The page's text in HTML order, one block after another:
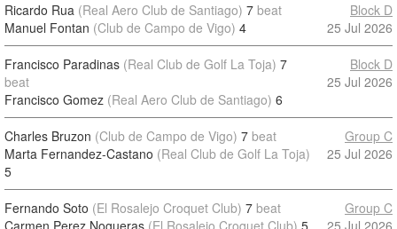
Ricardo Rua (Real Aero Club de Santiago) 7 beat
Manuel Fontan (Club de Campo de Vigo) 4
Block D
25 Jul 2026
Francisco Paradinas (Real Club de Golf La Toja) 7
beat
Francisco Gomez (Real Aero Club de Santiago) 6
Block D
25 Jul 2026
Charles Bruzon (Club de Campo de Vigo) 7 beat
Marta Fernandez-Castano (Real Club de Golf La Toja)
5
Group C
25 Jul 2026
Fernando Soto (El Rosalejo Croquet Club) 7 beat
Carmen Perez Nogueras (El Rosalejo Croquet Club) 5
Group C
25 Jul 2026